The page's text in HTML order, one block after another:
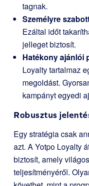
tagnak.
Személyre
Ezáltal időt
jelleget biztosít.
Hatékony ajánlói
Loyalty tartalmaz
megoldást.
kampányt egyedi
Robusztus
Egy stratégia csak
azt. A Yotpo Loyalty
biztosít, amely
teljesítményéről.